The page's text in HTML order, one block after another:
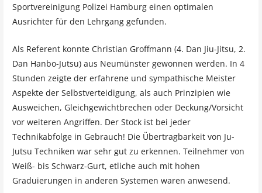
Sportvereinigung Polizei Hamburg einen optimalen
Ausrichter für den Lehrgang gefunden.
Als Referent konnte Christian Groffmann (4. Dan Jiu-Jitsu, 2.
Dan Hanbo-Jutsu) aus Neumünster gewonnen werden. In 4
Stunden zeigte der erfahrene und sympathische Meister
Aspekte der Selbstverteidigung, als auch Prinzipien wie
Ausweichen, Gleichgewichtbrechen oder Deckung/Vorsicht
vor weiteren Angriffen. Der Stock ist bei jeder
Technikabfolge in Gebrauch! Die Übertragbarkeit von Ju-
Jutsu Techniken war sehr gut zu erkennen. Teilnehmer von
Weiß- bis Schwarz-Gurt, etliche auch mit hohen
Graduierungen in anderen Systemen waren anwesend.